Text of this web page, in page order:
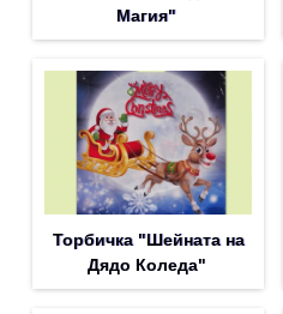
Магия"
Торбичка "Шейната на
Дядо Коледа"